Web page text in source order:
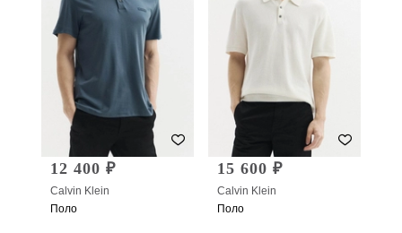
12 400 ₽
Calvin Klein
Поло
15 600 ₽
Calvin Klein
Поло